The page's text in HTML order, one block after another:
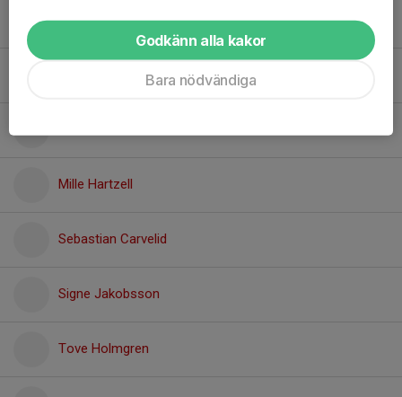
Love Hedberg
Mille Hartzell
Sebastian Carvelid
Signe Jakobsson
Tove Holmgren
Godkänn alla kakor
Bara nödvändiga